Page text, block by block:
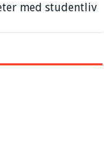
med studentliv